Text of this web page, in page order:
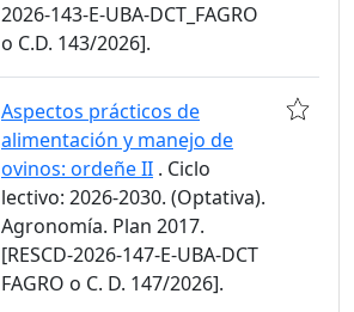
2026-143-E-UBA-DCT_FAGRO
o C.D. 143/2026].
Aspectos prácticos de
alimentación y manejo de
ovinos: ordeñe II . Ciclo
lectivo: 2026-2030. (Optativa).
Agronomía. Plan 2017.
[RESCD-2026-147-E-UBA-DCT
FAGRO o C. D. 147/2026].